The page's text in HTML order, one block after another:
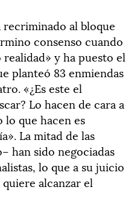
recriminado al bloque
consenso cuando
y ha puesto el
planteó 83 enmiendas
«¿Es este el
Lo hacen de cara a
que hacen es
La mitad de las
han sido negociadas
lo que a su juicio
alcanzar el